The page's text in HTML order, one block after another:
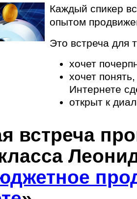
Каждый спикер
опытом
Это встреча для
хочет
хочет
Интернете
открыт к
встреча